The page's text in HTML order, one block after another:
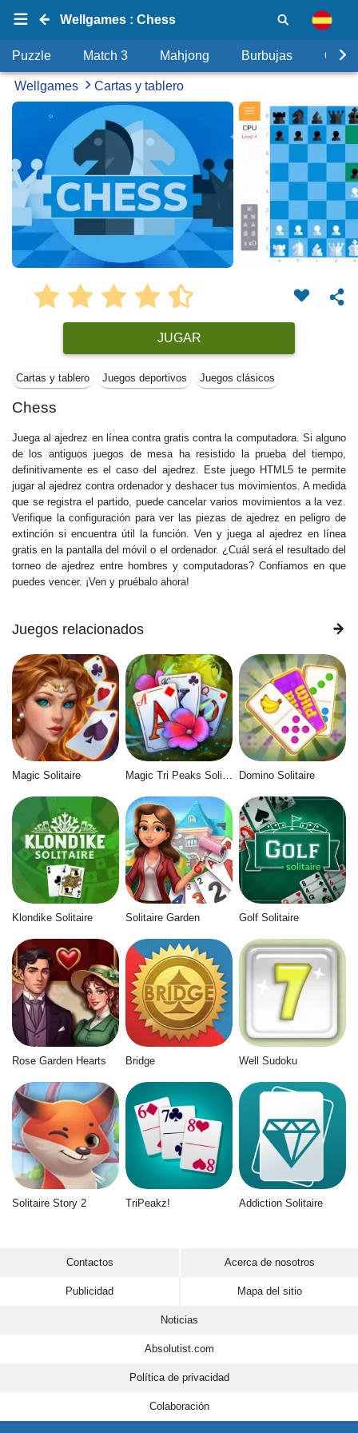
Wellgames : Chess
Puzzle Match 3 Mahjong Burbujas
Wellgames Cartas y tablero
JUGAR
Cartas y tablero Juegos deportivos Juegos clásicos
Chess
Juega al ajedrez en línea contra gratis contra la computadora. Si alguno
de los antiguos juegos de mesa ha resistido la prueba del tiempo,
definitivamente es el caso del ajedrez. Este juego HTML5 te permite
jugar al ajedrez contra ordenador y deshacer tus movimientos. A medida
que se registra el partido, puede cancelar varios movimientos a la vez.
Verifique la configuración para ver las piezas de ajedrez en peligro de
extinción si encuentra útil la función. Ven y juega al ajedrez en línea
gratis en la pantalla del móvil o el ordenador. ¿Cuál será el resultado del
torneo de ajedrez entre hombres y computadoras? Confiamos en que
puedes vencer. ¡Ven y pruébalo ahora!
Juegos relacionados
Magic Solitaire Domino Solitaire
Klondike Solitaire Solitaire Garden Golf Solitaire
Rose Garden Hearts Bridge Well Sudoku
Solitaire Story 2 TriPeakz! Addiction Solitaire
Contactos Acerca de nosotros
Publicidad Mapa del sitio
Noticias
Absolutist.com
Política de privacidad
Colaboración